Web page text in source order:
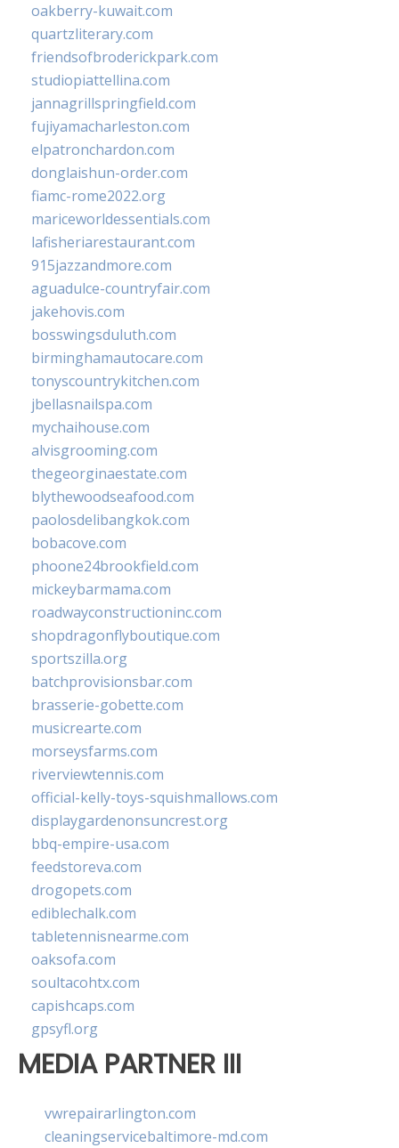
oakberry-kuwait.com
quartzliterary.com
friendsofbroderickpark.com
studiopiattellina.com
jannagrillspringfield.com
fujiyamacharleston.com
elpatronchardon.com
donglaishun-order.com
fiamc-rome2022.org
mariceworldessentials.com
lafisheriarestaurant.com
915jazzandmore.com
aguadulce-countryfair.com
jakehovis.com
bosswingsduluth.com
birminghamautocare.com
tonyscountrykitchen.com
jbellasnailspa.com
mychaihouse.com
alvisgrooming.com
thegeorginaestate.com
blythewoodseafood.com
paolosdelibangkok.com
bobacove.com
phoone24brookfield.com
mickeybarmama.com
roadwayconstructioninc.com
shopdragonflyboutique.com
sportszilla.org
batchprovisionsbar.com
brasserie-gobette.com
musicrearte.com
morseysfarms.com
riverviewtennis.com
official-kelly-toys-squishmallows.com
displaygardenonsuncrest.org
bbq-empire-usa.com
feedstoreva.com
drogopets.com
ediblechalk.com
tabletennisnearme.com
oaksofa.com
soultacohtx.com
capishcaps.com
gpsyfl.org
MEDIA PARTNER III
vwrepairarlington.com
cleaningservicebaltimore-md.com